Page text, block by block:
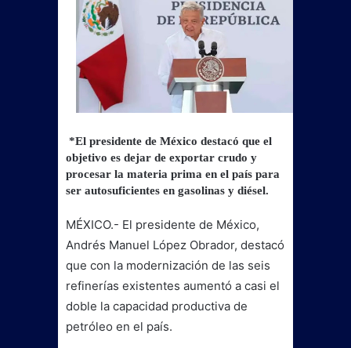
*El presidente de México destacó que el
objetivo es dejar de exportar crudo y
procesar la materia prima en el país para
ser autosuficientes en gasolinas y diésel.
MÉXICO.- El presidente de México,
Andrés Manuel López Obrador, destacó
que con la modernización de las seis
refinerías existentes aumentó a casi el
doble la capacidad productiva de
petróleo en el país.